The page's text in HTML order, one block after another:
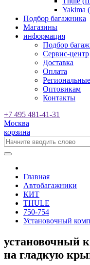
Подбор багажника
Магазины
информация
Подбор
Сервис-центр
Доставка
Оплата
Оптовикам
Контакты
+7 495 481-41-31
Москва
корзина
Главная
Автобагажники
КИТ
THULE
750-754
Установочный
установочный
на гладкую